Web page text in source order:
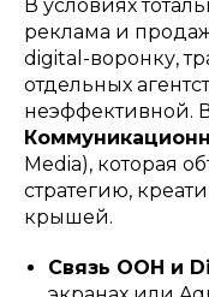
В условиях
реклама и
digital-воронку,
отдельных
неэффективной.
Media), которая
стратегию,
крышей.
Связь OOH и